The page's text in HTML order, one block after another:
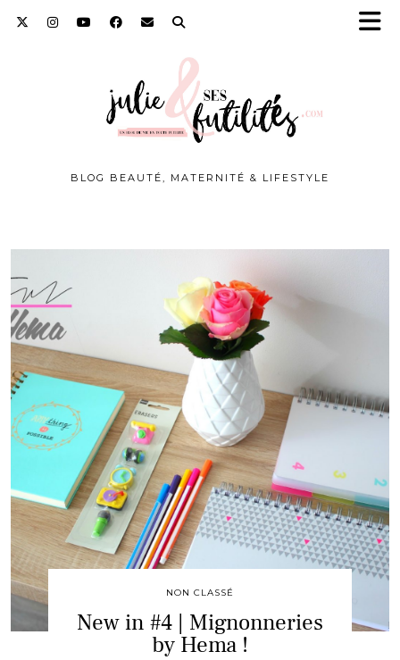
BLOG BEAUTÉ, MATERNITÉ & LIFESTYLE
NON CLASSÉ
New in #4 | Mignonneries
by Hema !